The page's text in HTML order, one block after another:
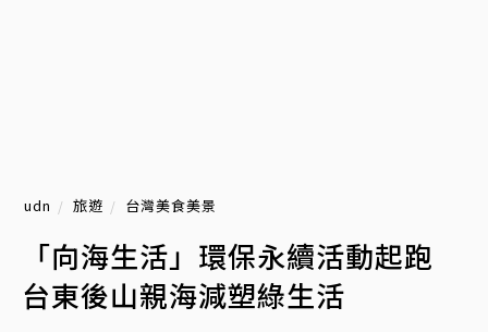
udn 旅遊 台灣美食美景
「向海生活」環保永續活動起跑
台東後山親海減塑綠生活